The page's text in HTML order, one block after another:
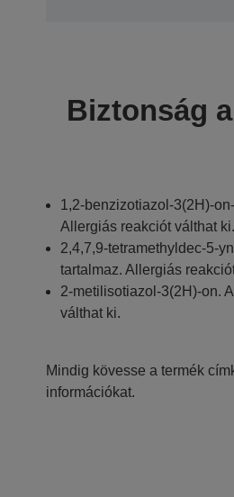
Biztonság
1,2-benzizotiazol-3(2H)-
Allergiás reakciót válthat ki.
2,4,7,9-tetramethyldec-5-
tartalmaz. Allergiás
2-metilisotiazol-3(2H)-on.
válthat ki.
Mindig kövesse a termék
információkat.